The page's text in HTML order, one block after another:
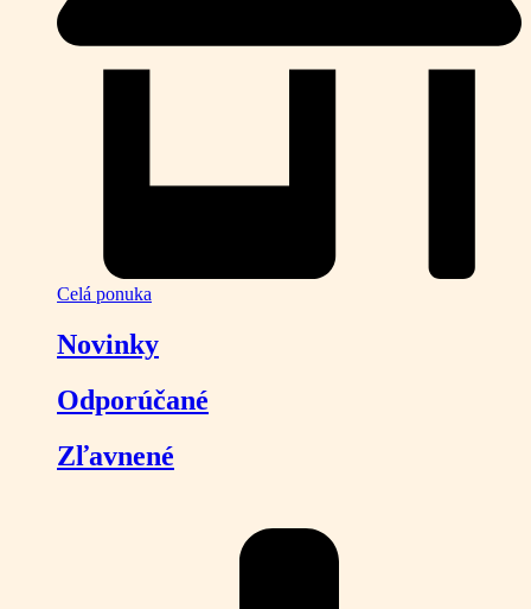
Celá ponuka
Novinky
Odporúčané
Zľavnené